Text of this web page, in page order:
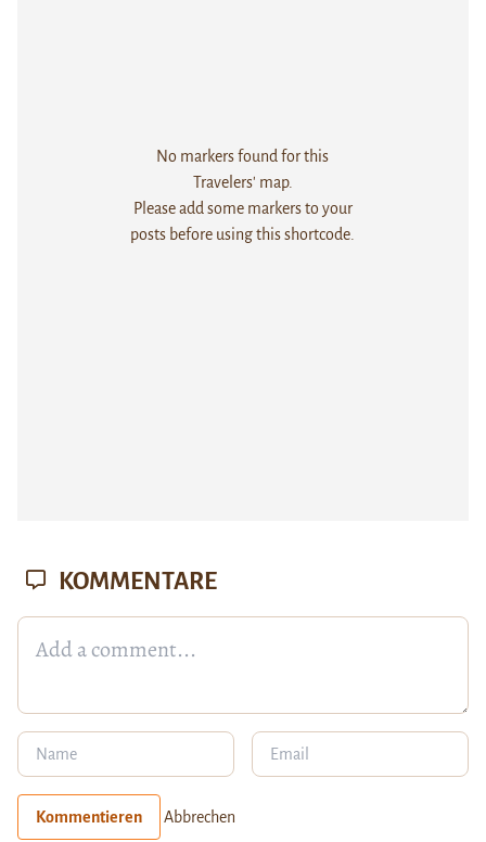
No markers found for this
Travelers' map.
Please add some markers to your
posts before using this shortcode.
KOMMENTARE
Kommentieren Abbrechen